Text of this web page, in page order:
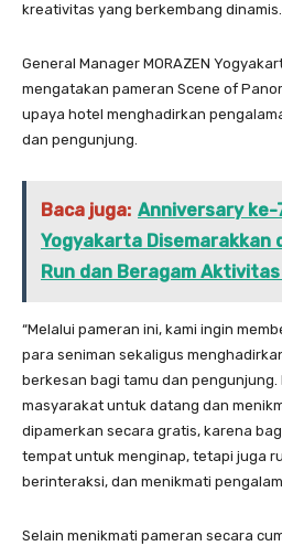
kreativitas yang berkembang dinamis.
General Manager MORAZEN
mengatakan pameran Scene of
upaya hotel menghadirkan
dan pengunjung.
Baca juga: Anniversary ke-
Yogyakarta Disemarakkan
Run dan Beragam
“Melalui pameran ini, kami ingin
para seniman sekaligus
berkesan bagi tamu dan pengunjung.
masyarakat untuk datang dan
dipamerkan secara gratis, karena
tempat untuk menginap, tetapi juga
berinteraksi, dan menikmati
Selain menikmati pameran secara